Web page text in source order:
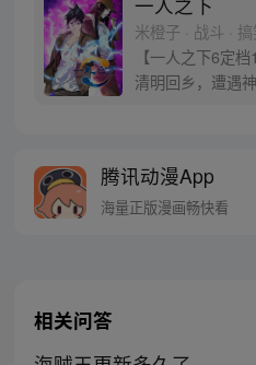
米橙子 · 战斗 ·
【一人之下6定
清明回乡，遭遇
密，张楚岚的生
同踏上“异人”之旅
腾讯动漫App
海量正版漫画畅快看
相关问答